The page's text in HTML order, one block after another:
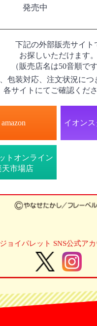
発売中
下記の外部販売サイト
お探しいただけます。
（販売店名は50音順です
包装対応、注文状況につ
各サイトにてご確認くださ
amazon
トオンライン
天市場店
イオン
ョイパレット SNS公式アカ